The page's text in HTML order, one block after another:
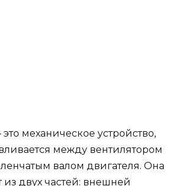
механическое устройство,
между вентилятором
валом двигателя. Она
из двух частей: внешней